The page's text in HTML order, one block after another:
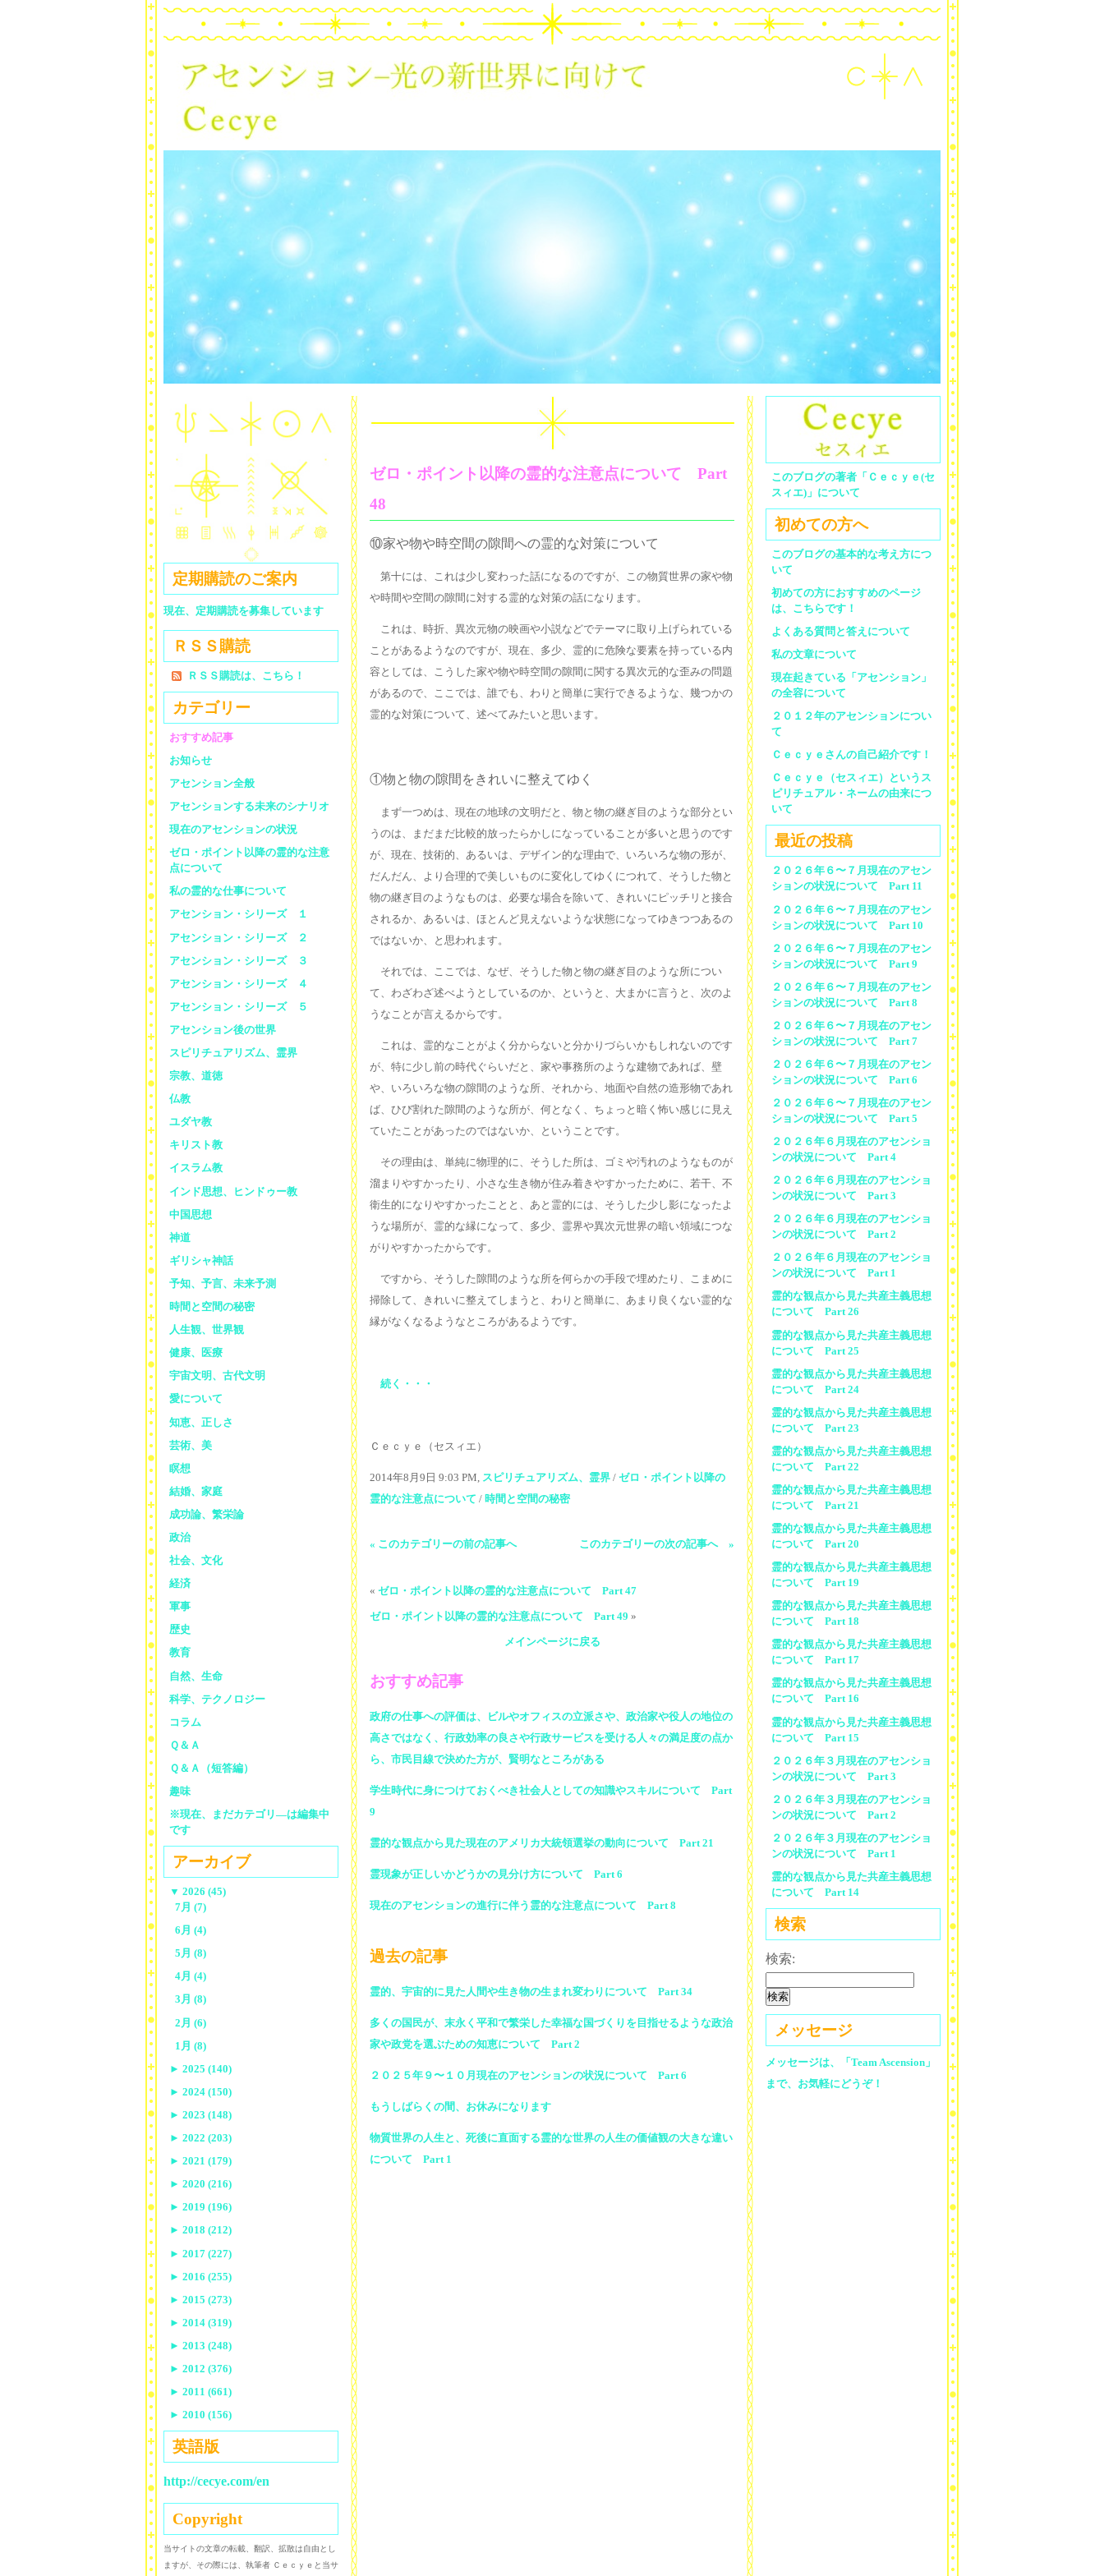
ゼロ・ポイント以降の霊的な注意点について Part
48
⑩家や物や時空間の隙間への霊的な対策について
第十には、これは少し変わった話になるのですが、この物質世界の家や物
や時間や空間の隙間に対する霊的な対策の話になります。
これは、時折、異次元物の映画や小説などでテーマに取り上げられている
ことがあるようなのですが、現在、多少、霊的に危険な要素を持っている内
容としては、こうした家や物や時空間の隙間に関する異次元的な歪みの問題
があるので、ここでは、誰でも、わりと簡単に実行できるような、幾つかの
霊的な対策について、述べてみたいと思います。
①物と物の隙間をきれいに整えてゆく
まず一つめは、現在の地球の文明だと、物と物の継ぎ目のような部分とい
うのは、まだまだ比較的放ったらかしになっていることが多いと思うのです
が、現在、技術的、あるいは、デザイン的な理由で、いろいろな物の形が、
だんだん、より合理的で美しいものに変化してゆくにつれて、そうした物と
物の継ぎ目のようなものは、必要な場合を除いて、きれいにピッチリと接合
されるか、あるいは、ほとんど見えないような状態になってゆきつつあるの
ではないか、と思われます。
それでは、ここでは、なぜ、そうした物と物の継ぎ目のような所につい
て、わざわざ述べようとしているのか、というと、大まかに言うと、次のよ
うなことが言えるからです。
これは、霊的なことがよく分からないと分かりづらいかもしれないのです
が、特に少し前の時代ぐらいだと、家や事務所のような建物であれば、壁
や、いろいろな物の隙間のような所、それから、地面や自然の造形物であれ
ば、ひび割れた隙間のような所が、何となく、ちょっと暗く怖い感じに見え
ていたことがあったのではないか、ということです。
その理由は、単純に物理的に、そうした所は、ゴミや汚れのようなものが
溜まりやすかったり、小さな生き物が住み着きやすかったために、若干、不
衛生的になりやすかったことと、あと霊的には、そうした少し影になったよ
うな場所が、霊的な縁になって、多少、霊界や異次元世界の暗い領域につな
がりやすかったからです。
ですから、そうした隙間のような所を何らかの手段で埋めたり、こまめに
掃除して、きれいに整えてしまうと、わりと簡単に、あまり良くない霊的な
縁がなくなるようなところがあるようです。
続く・・・
Ｃｅｃｙｅ（セスィエ）
2014年8月9日 9:03 PM, スピリチュアリズム、霊界 / ゼロ・ポイント以降の
霊的な注意点について / 時間と空間の秘密
« このカテゴリーの前の記事へ このカテゴリーの次の記事へ »
« ゼロ・ポイント以降の霊的な注意点について Part 47
ゼロ・ポイント以降の霊的な注意点について Part 49 »
メインページに戻る
おすすめ記事
政府の仕事への評価は、ビルやオフィスの立派さや、政治家や役人の地位の
高さではなく、行政効率の良さや行政サービスを受ける人々の満足度の点か
ら、市民目線で決めた方が、賢明なところがある
学生時代に身につけておくべき社会人としての知識やスキルについて Part
9
霊的な観点から見た現在のアメリカ大統領選挙の動向について Part 21
霊現象が正しいかどうかの見分け方について Part 6
現在のアセンションの進行に伴う霊的な注意点について Part 8
過去の記事
霊的、宇宙的に見た人間や生き物の生まれ変わりについて Part 34
多くの国民が、末永く平和で繁栄した幸福な国づくりを目指せるような政治
家や政党を選ぶための知恵について Part 2
２０２５年９〜１０月現在のアセンションの状況について Part 6
もうしばらくの間、お休みになります
物質世界の人生と、死後に直面する霊的な世界の人生の価値観の大きな違い
について Part 1
このブログの著者「Ｃｅｃｙｅ(セ
スィエ)」について
初めての方へ
このブログの基本的な考え方につ
いて
初めての方におすすめのページ
は、こちらです！
よくある質問と答えについて
私の文章について
現在起きている「アセンション」
の全容について
２０１２年のアセンションについ
て
Ｃｅｃｙｅさんの自己紹介です！
Ｃｅｃｙｅ（セスィエ）というス
ピリチュアル・ネームの由来につ
いて
最近の投稿
２０２６年６〜７月現在のアセン
ションの状況について Part 11
２０２６年６〜７月現在のアセン
ションの状況について Part 10
２０２６年６〜７月現在のアセン
ションの状況について Part 9
２０２６年６〜７月現在のアセン
ションの状況について Part 8
２０２６年６〜７月現在のアセン
ションの状況について Part 7
２０２６年６〜７月現在のアセン
ションの状況について Part 6
２０２６年６〜７月現在のアセン
ションの状況について Part 5
２０２６年６月現在のアセンショ
ンの状況について Part 4
２０２６年６月現在のアセンショ
ンの状況について Part 3
２０２６年６月現在のアセンショ
ンの状況について Part 2
２０２６年６月現在のアセンショ
ンの状況について Part 1
霊的な観点から見た共産主義思想
について Part 26
霊的な観点から見た共産主義思想
について Part 25
霊的な観点から見た共産主義思想
について Part 24
霊的な観点から見た共産主義思想
について Part 23
霊的な観点から見た共産主義思想
について Part 22
霊的な観点から見た共産主義思想
について Part 21
霊的な観点から見た共産主義思想
について Part 20
霊的な観点から見た共産主義思想
について Part 19
霊的な観点から見た共産主義思想
について Part 18
霊的な観点から見た共産主義思想
について Part 17
霊的な観点から見た共産主義思想
について Part 16
霊的な観点から見た共産主義思想
について Part 15
２０２６年３月現在のアセンショ
ンの状況について Part 3
２０２６年３月現在のアセンショ
ンの状況について Part 2
２０２６年３月現在のアセンショ
ンの状況について Part 1
霊的な観点から見た共産主義思想
について Part 14
検索
検索:
メッセージ
メッセージは、「Team Ascension」
まで、お気軽にどうぞ！
定期購読のご案内
現在、定期購読を募集しています
ＲＳＳ購読
ＲＳＳ購読は、こちら！
カテゴリー
おすすめ記事
お知らせ
アセンション全般
アセンションする未来のシナリオ
現在のアセンションの状況
ゼロ・ポイント以降の霊的な注意
点について
私の霊的な仕事について
アセンション・シリーズ １
アセンション・シリーズ ２
アセンション・シリーズ ３
アセンション・シリーズ ４
アセンション・シリーズ ５
アセンション後の世界
スピリチュアリズム、霊界
宗教、道徳
仏教
ユダヤ教
キリスト教
イスラム教
インド思想、ヒンドゥー教
中国思想
神道
ギリシャ神話
予知、予言、未来予測
時間と空間の秘密
人生観、世界観
健康、医療
宇宙文明、古代文明
愛について
知恵、正しさ
芸術、美
瞑想
結婚、家庭
成功論、繁栄論
政治
社会、文化
経済
軍事
歴史
教育
自然、生命
科学、テクノロジー
コラム
Ｑ＆Ａ
Ｑ＆Ａ（短答編）
趣味
※現在、まだカテゴリ—は編集中
です
アーカイブ
▼ 2026 (45)
7月 (7)
6月 (4)
5月 (8)
4月 (4)
3月 (8)
2月 (6)
1月 (8)
► 2025 (140)
► 2024 (150)
► 2023 (148)
► 2022 (203)
► 2021 (179)
► 2020 (216)
► 2019 (196)
► 2018 (212)
► 2017 (227)
► 2016 (255)
► 2015 (273)
► 2014 (319)
► 2013 (248)
► 2012 (376)
► 2011 (661)
► 2010 (156)
英語版
http://cecye.com/en
Copyright
当サイトの文章の転載、翻訳、拡散は自由とし
ますが、その際には、執筆者 Ｃｅｃｙｅと当サ